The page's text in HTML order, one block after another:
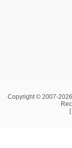
Copyright © 2007-
[